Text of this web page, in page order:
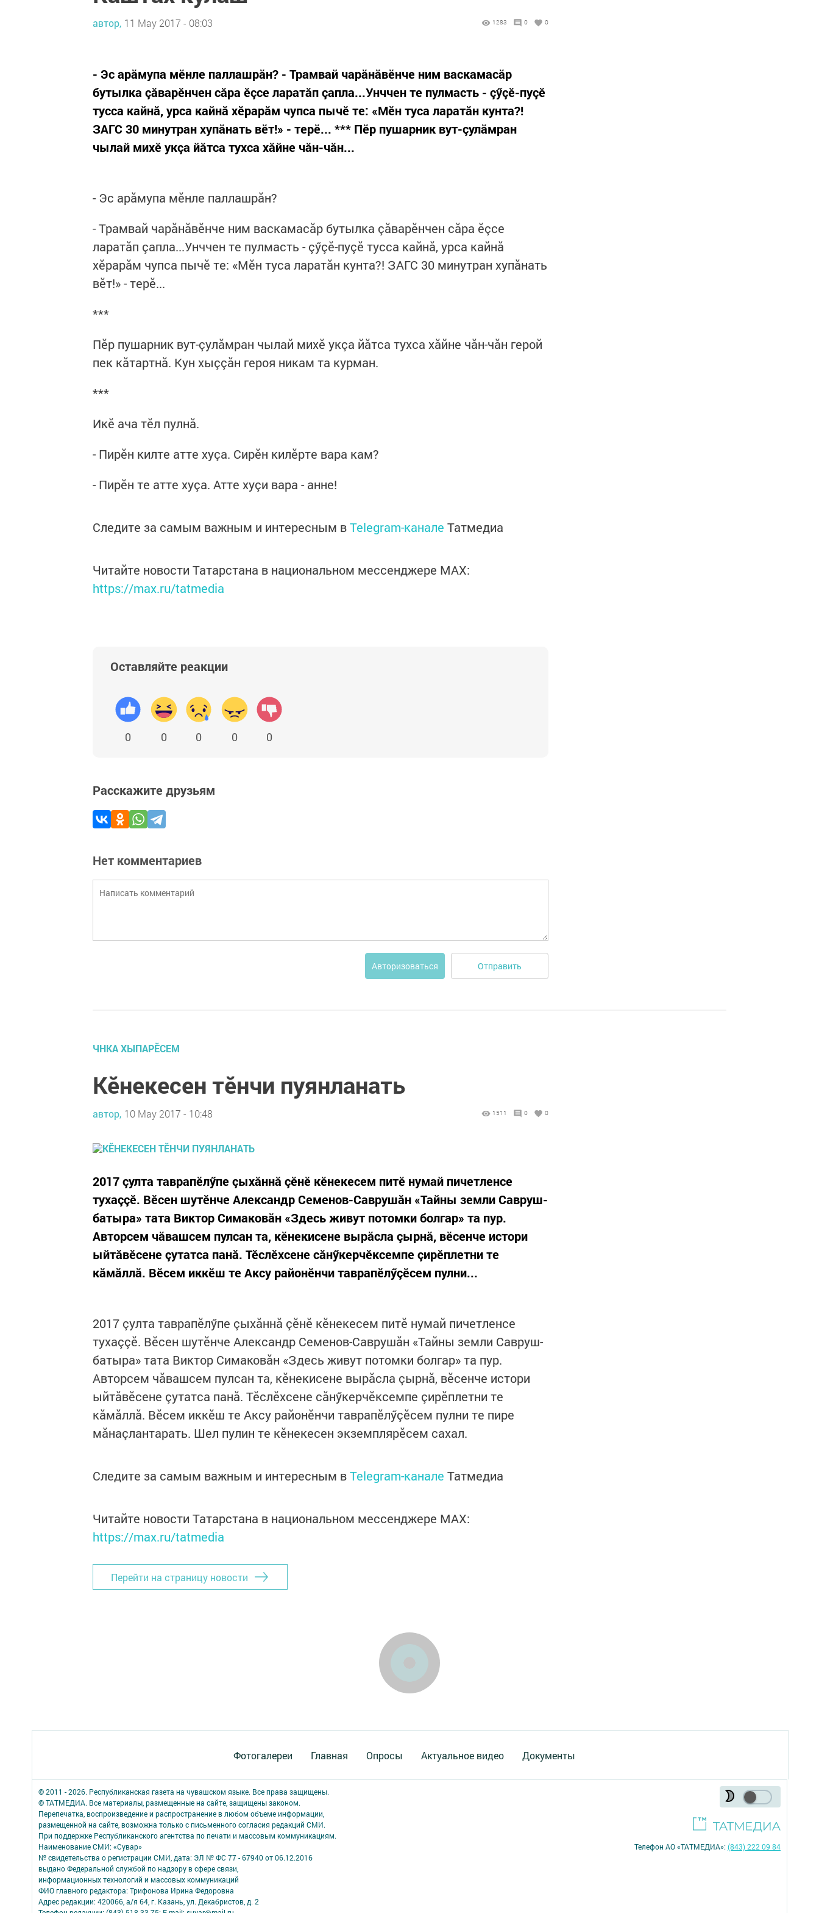
автор, 11 May 2017 - 08:03 1283 0 0
- Эс арăмупа мӗнле паллашрăн? - Трамвай чарăнăвӗнче ним васкамасăр
бутылка çăварӗнчен сăра ӗçсе ларатăп çапла...Унччен те пулмасть - çӳçӗ-пуçӗ
тусса кайнă, урса кайнă хӗрарăм чупса пычӗ те: «Мӗн туса ларатăн кунта?!
ЗАГС 30 минутран хупăнать вӗт!» - терӗ... *** Пӗр пушарник вут-çулăмран
чылай михӗ укçа йăтса тухса хăйне чăн-чăн...
- Эс арăмупа мӗнле паллашрăн?
- Трамвай чарăнăвӗнче ним васкамасăр бутылка çăварӗнчен сăра ӗçсе
ларатăп çапла...Унччен те пулмасть - çӳçӗ-пуçӗ тусса кайнă, урса кайнă
хӗрарăм чупса пычӗ те: «Мӗн туса ларатăн кунта?! ЗАГС 30 минутран хупăнать
вӗт!» - терӗ...
***
Пӗр пушарник вут-çулăмран чылай михӗ укçа йăтса тухса хăйне чăн-чăн герой
пек кăтартнă. Кун хыççăн героя никам та курман.
***
Икӗ ача тӗл пулнă.
- Пирӗн килте атте хуçа. Сирӗн килӗрте вара кам?
- Пирӗн те атте хуçа. Атте хуçи вара - анне!
Следите за самым важным и интересным вTelegram-канале Татмедиа
Читайте новости Татарстана в национальном мессенджере MАХ:
https://max.ru/tatmedia
Оставляйте реакции
0 0 0 0 0
Расскажите друзьям
Нет комментариев
Авторизоваться Отправить
ЧНКА ХЫПАРӖСЕМ
Кӗнекесен тӗнчи пуянланать
автор, 10 May 2017 - 10:48 1511 0 0
2017 çулта таврапӗлӳпе çыхăннă çӗнӗ кӗнекесем питӗ нумай пичетленсе
тухаççӗ. Вӗсен шутӗнче Александр Семенов-Саврушăн «Тайны земли Савруш-
батыра» тата Виктор Симаковăн «Здесь живут потомки болгар» та пур.
Авторсем чăвашсем пулсан та, кӗнекисене вырăсла çырнă, вӗсенче истори
ыйтăвӗсене çутатса панă. Тӗслӗхсене сăнӳкерчӗксемпе çирӗплетни те
кăмăллă. Вӗсем иккӗш те Аксу районӗнчи таврапӗлӳçӗсем пулни...
2017 çулта таврапӗлӳпе çыхăннă çӗнӗ кӗнекесем питӗ нумай пичетленсе
тухаççӗ. Вӗсен шутӗнче Александр Семенов-Саврушăн «Тайны земли Савруш-
батыра» тата Виктор Симаковăн «Здесь живут потомки болгар» та пур.
Авторсем чăвашсем пулсан та, кӗнекисене вырăсла çырнă, вӗсенче истори
ыйтăвӗсене çутатса панă. Тӗслӗхсене сăнӳкерчӗксемпе çирӗплетни те
кăмăллă. Вӗсем иккӗш те Аксу районӗнчи таврапӗлӳçӗсем пулни те пире
мăнаçлантарать. Шел пулин те кӗнекесен экземплярӗсем сахал.
Следите за самым важным и интересным вTelegram-канале Татмедиа
Читайте новости Татарстана в национальном мессенджере MАХ:
https://max.ru/tatmedia
Перейти на страницу новости
Фотогалереи Главная Опросы Актуальное видео Документы
© 2011 - 2026. Республиканская газета на чувашском языке. Все права защищены.
© ТАТМЕДИА. Все материалы, размещенные на сайте, защищены законом.
Перепечатка, воспроизведение и распространение в любом объеме информации,
размещенной на сайте, возможна только с письменного согласия редакций СМИ.
При поддержке Республиканского агентства по печати и массовым коммуникациям.
Наименование СМИ: «Сувар»
№ свидетельства о регистрации СМИ, дата: ЭЛ № ФС 77 - 67940 от 06.12.2016
выдано Федеральной службой по надзору в сфере связи,
информационных технологий и массовых коммуникаций
ФИО главного редактора: Трифонова Ирина Федоровна
Адрес редакции: 420066, а/я 64, г. Казань, ул. Декабристов, д. 2
Телефон АО «ТАТМЕДИА»:(843) 222 09 84